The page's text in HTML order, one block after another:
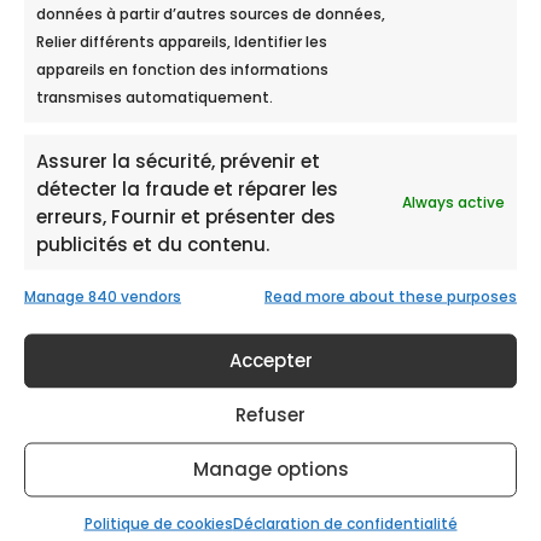
données à partir d’autres sources de données,
Relier différents appareils, Identifier les
appareils en fonction des informations
transmises automatiquement.
Assurer la sécurité, prévenir et
détecter la fraude et réparer les
erreurs, Fournir et présenter des
publicités et du contenu.
Always active
Manage 840 vendors Read more about these purposes
Accepter
Refuser
Manage options
Politique de cookiesDéclaration de confidentialité
Prix d’un appel local.
Se rendre chez Ecobulles
Notre équipe sera ravie de vous
1 rue marie Louise Burgert, 51100 REIMS
Le vendredi : jusqu’à 17h.